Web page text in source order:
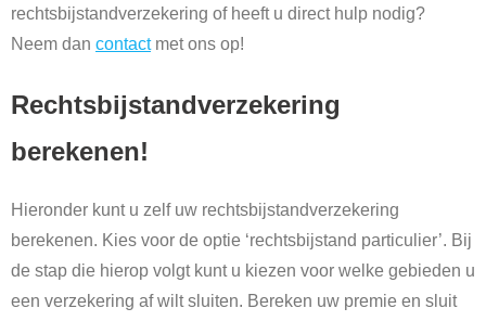
rechtsbijstandverzekering of heeft u direct hulp nodig?
Neem dan contactmet ons op!
Rechtsbijstandverzekering
berekenen!
Hieronder kunt u zelf uw rechtsbijstandverzekering
berekenen. Kies voor de optie ‘rechtsbijstand particulier’. Bij
de stap die hierop volgt kunt u kiezen voor welke gebieden u
een verzekering af wilt sluiten. Bereken uw premie en sluit